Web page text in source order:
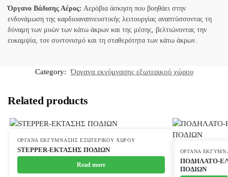
Όργανο Βάδισης Αέρος: Αερόβια άσκηση που βοηθάει στην
ενδυνάμωση της καρδιοαναπνευστικής λειτουργίας αναπτύσσοντας τη
δύναμη των μυών των κάτω άκρων και της μέσης, βελτιώνοντας την
ευκαμψία, τον συντονισμό και τη σταθερότητα των κάτω άκρων.
Category: Όργανα εκγύμνασης εξωτερικού χώρου
Related products
ΌΡΓΑΝΑ ΕΚΓΎΜΝΑΣΗΣ ΕΞΩΤΕΡΙΚΟΎ ΧΏΡΟΥ
STEPPER-ΕΚΤΑΣΗΣ ΠΟΔΙΩΝ
Read more
ΌΡΓΑΝΑ
ΠΟΔΗΛΑΤΟ-
ΠΟΔΙΩΝ